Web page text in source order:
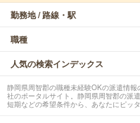
勤務地 / 路線・駅
職種
人気の検索インデックス
静岡県周智郡の職種未経験OKの派遣情
社のポータルサイト。静岡県周智郡の派
短期などの希望条件から、あなたにピッ